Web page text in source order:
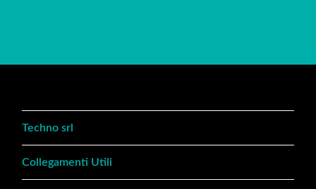
Techno srl
Collegamenti Utili